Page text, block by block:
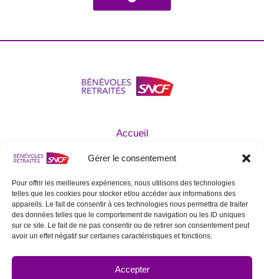
Gérer le consentement
Pour offrir les meilleures expériences, nous utilisons des technologies
telles que les cookies pour stocker et/ou accéder aux informations des
appareils. Le fait de consentir à ces technologies nous permettra de traiter
des données telles que le comportement de navigation ou les ID uniques
sur ce site. Le fait de ne pas consentir ou de retirer son consentement peut
avoir un effet négatif sur certaines caractéristiques et fonctions.
Accepter
Accueil
Agir avec nous
Devenir Bénévole
Mentions légales
Statuts de l’Association
Contactez nous
SUIVEZ NOUS SUR LES RÉSEAUX
SOCIAUX